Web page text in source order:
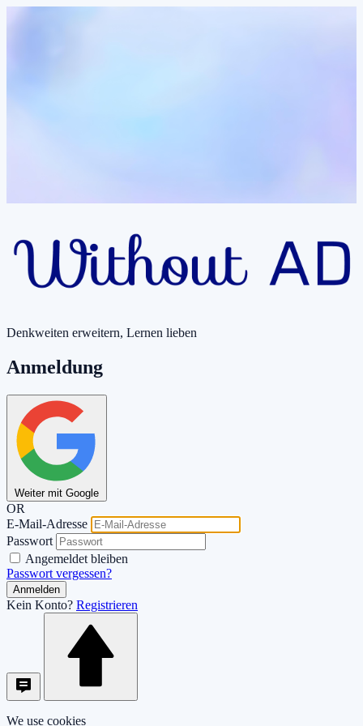
Denkweiten erweitern, Lernen lieben
Anmeldung
Weiter mit Google
OR
E-Mail-Adresse
Passwort
Angemeldet bleiben
Passwort vergessen?
Anmelden
Kein Konto? Registrieren
We use cookies